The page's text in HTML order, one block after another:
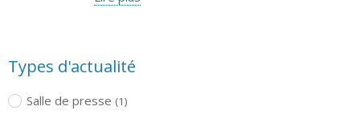
Types d'actualité
Salle de presse (1)